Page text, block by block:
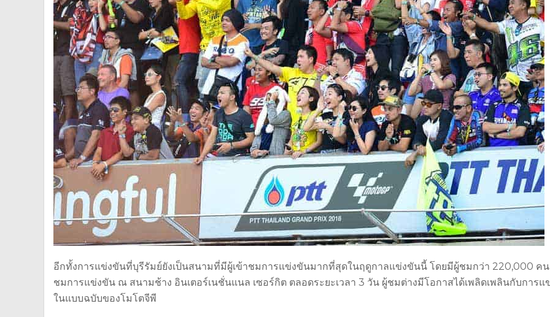
อีกทั้งการแข่งขันที่บุรีรัมย์ยังเป็นสนามที่มีผู้เข้าชมการแข่งขันมากที่สุดในฤดูกาลแข่งขันนี้ โดยมีผู้ชมกว่า 220,000 ค
ชมการแข่งขัน ณ สนามช้าง อินเตอร์เนชั่นแนล เซอร์กิต ตลอดระยะเวลา 3 วัน ผู้ชมต่างมีโอกาสได้เพลิดเพลินกับการแ
ในแบบฉบับของโมโตจีพี